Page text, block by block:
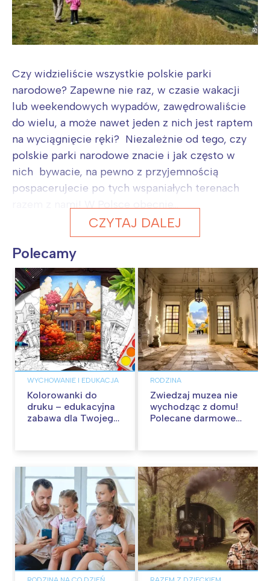
Czy widzieliście wszystkie polskie parki
narodowe? Zapewne nie raz, w czasie wakacji
lub weekendowych wypadów, zawędrowaliście
do wielu, a może nawet jeden z nich jest raptem
na wyciągnięcie ręki? Niezależnie od tego, czy
polskie parki narodowe znacie i jak często w
nich bywacie, na pewno z przyjemnością
pospacerujecie po tych wspaniałych terenach
CZYTAJ DALEJ
Polecamy
WYCHOWANIE I EDUKACJA
Kolorowanki do
druku – edukacyjna
zabawa dla Twojego
RODZINA
Zwiedzaj muzea nie
wychodząc z domu!
Polecane darmowe